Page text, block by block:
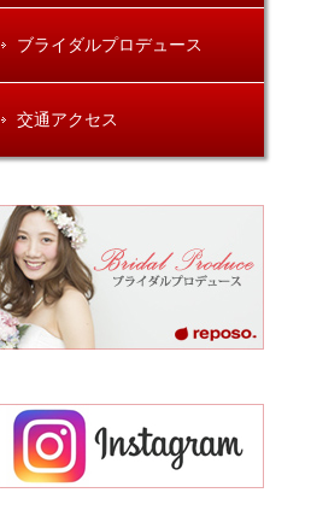
ブライダルプロデュース
交通アクセス